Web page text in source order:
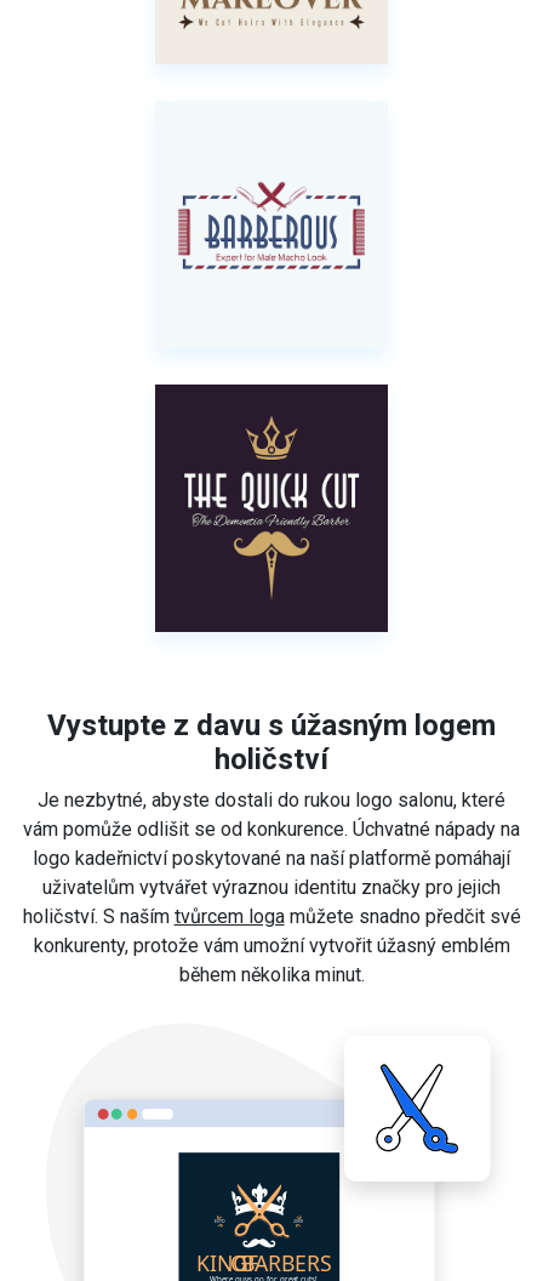
Vystupte z davu s úžasným logem
holičství
Je nezbytné, abyste dostali do rukou logo salonu, které
vám pomůže odlišit se od konkurence. Úchvatné nápady na
logo kadeřnictví poskytované na naší platformě pomáhají
uživatelům vytvářet výraznou identitu značky pro jejich
holičství. S naším tvůrcem logamůžete snadno předčit své
konkurenty, protože vám umožní vytvořit úžasný emblém
během několika minut.